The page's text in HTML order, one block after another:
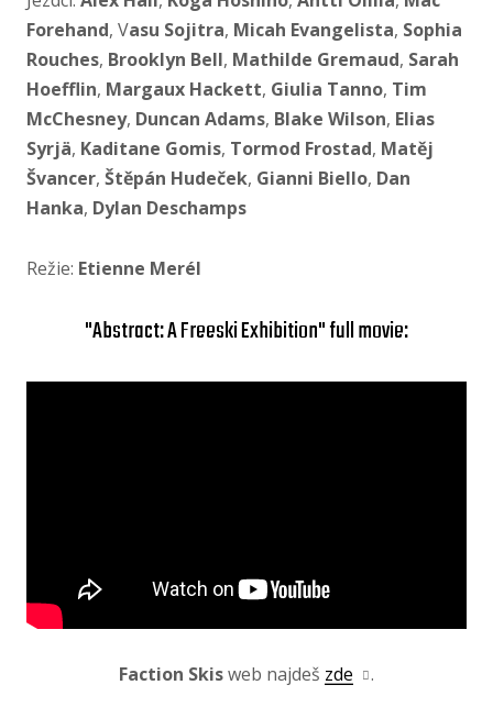
Forehand, Vasu Sojitra, Micah Evangelista, Sophia
Rouches, Brooklyn Bell, Mathilde Gremaud, Sarah
Hoefflin, Margaux Hackett, Giulia Tanno, Tim
McChesney, Duncan Adams, Blake Wilson, Elias
Syrjä, Kaditane Gomis, Tormod Frostad, Matěj
Švancer, Štěpán Hudeček, Gianni Biello, Dan
Hanka, Dylan Deschamps
Režie: Etienne Merél
"Abstract: A Freeski Exhibition" full movie:
Faction Skisweb najdeš zde .